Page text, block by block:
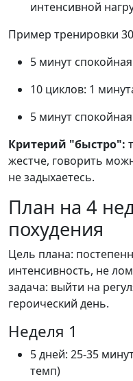
интенсивной
Пример тренировки
5 минут
10 циклов: 1
5 минут
Критерий "быстро":
жестче, говорить
не задыхаетесь.
План на 4
похудения
Цель плана:
интенсивность, не
задача: выйти на
героический день.
Неделя 1
5 дней: 25-35
темп)